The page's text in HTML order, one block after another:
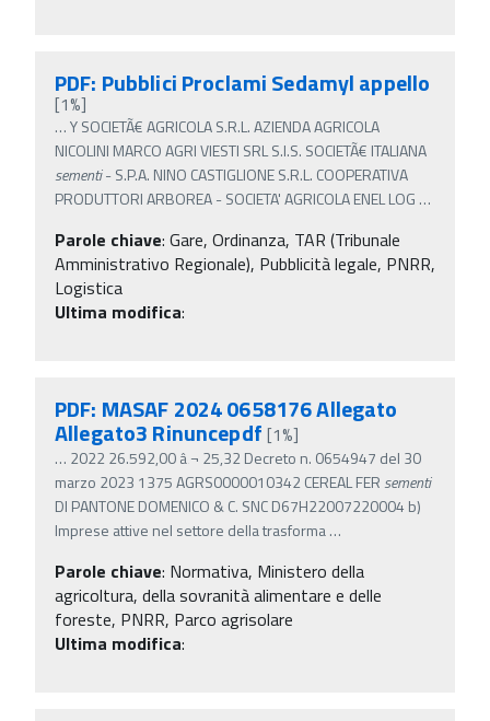
PDF: Pubblici Proclami Sedamyl appello
[1%]
…Y SOCIETÃ€ AGRICOLA S.R.L. AZIENDA AGRICOLA
NICOLINI MARCO AGRI VIESTI SRL S.I.S. SOCIETÃ€ ITALIANA
sementi- S.P.A. NINO CASTIGLIONE S.R.L. COOPERATIVA
PRODUTTORI ARBOREA - SOCIETA' AGRICOLA ENEL LOG …
Parole chiave: Gare, Ordinanza, TAR (Tribunale
Amministrativo Regionale), Pubblicità legale, PNRR,
Logistica
Ultima modifica:
PDF: MASAF 2024 0658176 Allegato
Allegato3 Rinuncepdf [1%]
… 2022 26.592,00 â‚¬ 25,32 Decreto n. 0654947 del 30
marzo 2023 1375 AGRS0000010342 CEREAL FER sementi
DI PANTONE DOMENICO & C. SNC D67H22007220004 b)
Imprese attive nel settore della trasforma…
Parole chiave: Normativa, Ministero della
agricoltura, della sovranità alimentare e delle
foreste, PNRR, Parco agrisolare
Ultima modifica: